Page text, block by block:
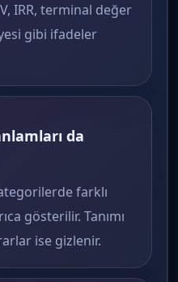
IRR, terminal değer
gibi ifadeler
da
farklı
gösterilir. Tanımı
ise gizlenir.